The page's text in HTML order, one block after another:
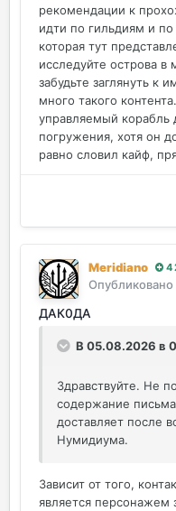
рекомендации к
идти по гильдиям и
которая тут
исследуйте острова
забудьте заглянуть к
много такого
управляемый корабль
погружения, хотя он
равно словил кайф,
Meridiano 4
Опубликовано
ДАК0ДА
В 05.08.2026 в
Здравствуйте. Не
содержание
доставляет после
Нумидиума.
Зависит от того,
является персонажем